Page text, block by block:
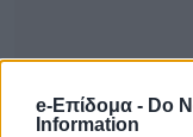
e-Επίδομα - Do
Information